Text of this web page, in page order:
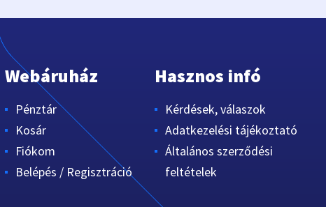
Webáruház
Pénztár
Kosár
Fiókom
Belépés / Regisztráció
Hasznos infó
Kérdések, válaszok
Adatkezelési tájékoztató
Általános szerződési
feltételek